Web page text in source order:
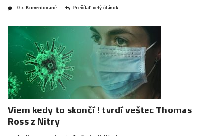
0 x Komentované Prečítať celý článok
Viem kedy to skončí ! tvrdí veštec Thomas
Ross z Nitry